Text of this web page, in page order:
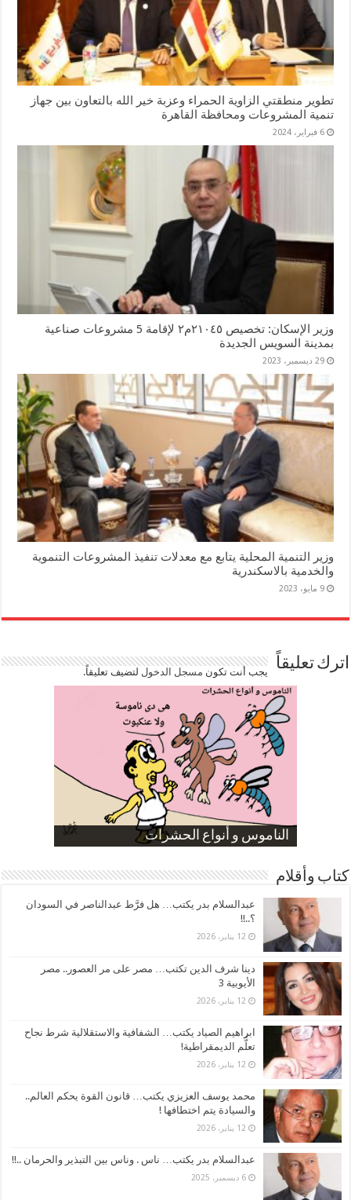
تطوير منطقتي الزاوية الحمراء وعزبة خير الله بالتعاون بين جهاز
تنمية المشروعات ومحافظة القاهرة
6 فبراير، 2024
وزير الإسكان: تخصيص ٢١٠٤٥م٢ لإقامة 5 مشروعات صناعية
بمدينة السويس الجديدة
29 ديسمبر، 2023
وزير التنمية المحلية يتابع مع معدلات تنفيذ المشروعات التنموية
والخدمية بالاسكندرية
9 مايو، 2023
اترك تعليقاً يجب أنت تكون مسجل الدخوللتضيف تعليقاً.
الناموس و أنواع الحشرات
الموظفين بعد ارتفاع الأسعار
ارتفاع نسبة الطلاق في مصر
صورة كاركاتيرية
صورة كاركاتيرية
كتاب وأقلام
عبدالسلام بدر يكتب… هل فرَّط عبدالناصر في السودان
؟..!!
12 يناير، 2026
دينا شرف الدين تكتب… مصر على مر العصور.. مصر
الأيوبية 3
12 يناير، 2026
ابراهيم الصياد يكتب… الشفافية والاستقلالية شرط نجاح
تعلُّم الديمقراطية!
12 يناير، 2026
محمد يوسف العزيزي يكتب… قانون القوة يحكم العالم..
والسيادة يتم اختطافها !
12 يناير، 2026
عبدالسلام بدر يكتب… ناس . وناس بين التبذير والحرمان ..!!
6 ديسمبر، 2025